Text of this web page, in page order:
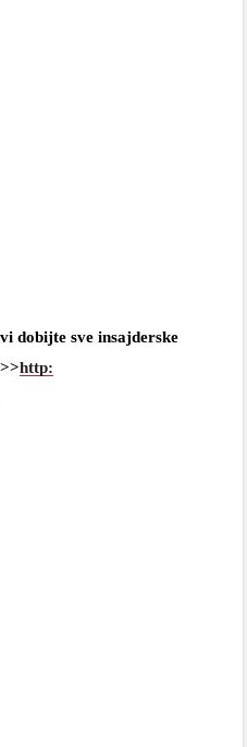
dobijte sve insajderske
http: